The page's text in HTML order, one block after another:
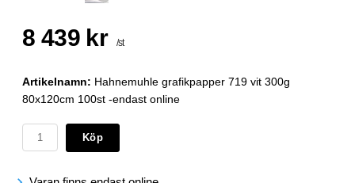
8 439 kr /st
Artikelnamn: Hahnemuhle grafikpapper 719 vit 300g
80x120cm 100st -endast online
Köp